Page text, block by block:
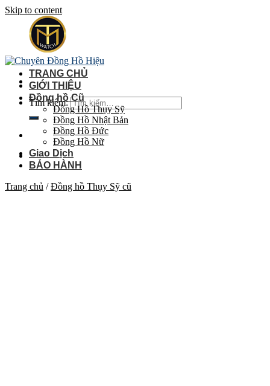
Skip to content
Tìm kiếm:
TRANG CHỦ
GIỚI THIỆU
Đồng hồ Cũ
Đồng Hồ Thụy Sỹ
Đồng Hồ Nhật Bản
Đồng Hồ Đức
Đồng Hồ Nữ
Giao Dịch
BẢO HÀNH
Trang chủ / Đồng hồ Thụy Sỹ cũ